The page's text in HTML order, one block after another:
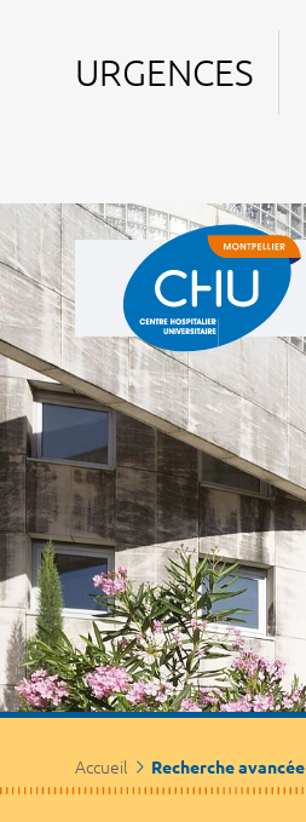
URGENCES
Accueil Recherche avancée